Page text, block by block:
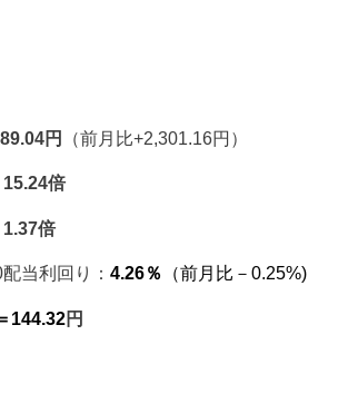
円 （前月比+2,301.16円）
15.24倍
1.37倍
当利回り： 4.26％ （前月比－0.25%)
144.32 円